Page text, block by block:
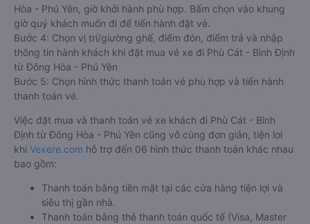
Hòa - Phú Yên, giờ khởi hành phù hợp. Bấm chọn vào khung
giờ quý khách muốn đi để tiến hành đặt vé.
Bước 4: Chọn vị trí/giường ghế, điểm đón, điểm trả và nhập
thông tin hành khách khi đặt mua vé xe đi Phù Cát - Bình Định
từ Đông Hòa - Phú Yên
Bước 5: Chọn hình thức thanh toán vé phù hợp và tiến hành
thanh toán vé.
Việc đặt mua và thanh toán vé xe khách đi Phù Cát - Bình
Định từ Đông Hòa - Phú Yên cũng vô cùng đơn giản, tiện lợi
khi Vexere.com hỗ trợ đến 06 hình thức thanh toán khác nhau
bao gồm:
Thanh toán bằng tiền mặt tại các cửa hàng tiện lợi và
siêu thị gần nhà.
Thanh toán bằng thẻ thanh toán quốc tế (Visa, Master